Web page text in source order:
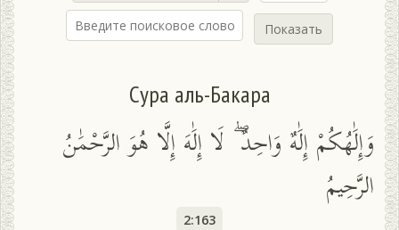
Показать
Сура аль-Бакара
وَإِلَٰهُكُمْ إِلَٰهٌ وَاحِدٌ ۖ لَا إِلَٰهَ إِلَّا هُوَ الرَّحْمَٰنُ
الرَّحِيمُ
2:163